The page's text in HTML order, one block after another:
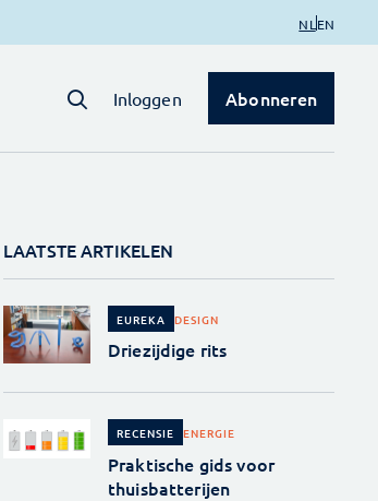
NL EN
Inloggen Abonneren
LAATSTE ARTIKELEN
EUREKA DESIGN
Driezijdige rits
RECENSIE ENERGIE
Praktische gids voor
thuisbatterijen